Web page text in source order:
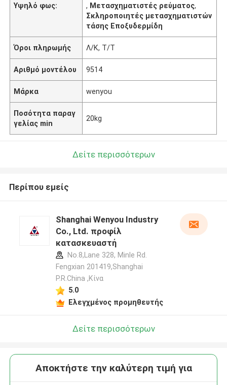
Υψηλό φως:
, Μετασχηματιστές ρεύματος,
Σκληροποιητές μετασχηματιστών
τάσης Εποξυδερμίδη
Όροι πληρωμής Λ/Κ, Τ/Τ
Αριθμό μοντέλου 9514
Μάρκα wenyou
Ποσότητα παραγ
γελίας min
20kg
Δείτε περισσότερων
Περίπου εμείς
Shanghai Wenyou Industry
Co., Ltd. προφίλ
κατασκευαστή
No.8,Lane 328, Minle Rd.
Fengxian 201419,Shanghai
P.R.China ,Κίνα
5.0
Ελεγχμένος προμηθευτής
Δείτε περισσότερων
Αποκτήστε την καλύτερη τιμή για